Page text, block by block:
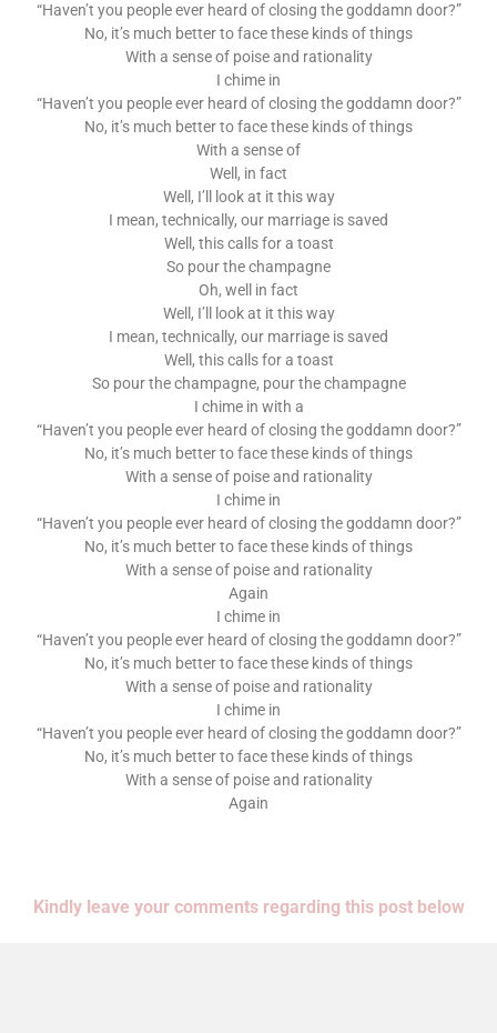
“Haven’t you people ever heard of closing the goddamn door?”
No, it’s much better to face these kinds of things
With a sense of poise and rationality
I chime in
“Haven’t you people ever heard of closing the goddamn door?”
No, it’s much better to face these kinds of things
With a sense of
Well, in fact
Well, I’ll look at it this way
I mean, technically, our marriage is saved
Well, this calls for a toast
So pour the champagne
Oh, well in fact
Well, I’ll look at it this way
I mean, technically, our marriage is saved
Well, this calls for a toast
So pour the champagne, pour the champagne
I chime in with a
“Haven’t you people ever heard of closing the goddamn door?”
No, it’s much better to face these kinds of things
With a sense of poise and rationality
I chime in
“Haven’t you people ever heard of closing the goddamn door?”
No, it’s much better to face these kinds of things
With a sense of poise and rationality
Again
I chime in
“Haven’t you people ever heard of closing the goddamn door?”
No, it’s much better to face these kinds of things
With a sense of poise and rationality
I chime in
“Haven’t you people ever heard of closing the goddamn door?”
No, it’s much better to face these kinds of things
With a sense of poise and rationality
Again
Kindly leave your comments regarding this post below